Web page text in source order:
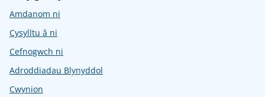
Amdanom ni
Cysylltu â ni
Cefnogwch ni
Adroddiadau Blynyddol
Cwynion